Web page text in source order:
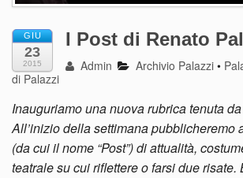
GIU
23
2015
I Post di Renato
Admin Archivio Palazzi •
di Palazzi
Inauguriamo una nuova rubrica tenuta da
All’inizio della settimana pubblicheremo
(da cui il nome “Post”) di attualità,
teatrale su cui riflettere o farsi due risate.